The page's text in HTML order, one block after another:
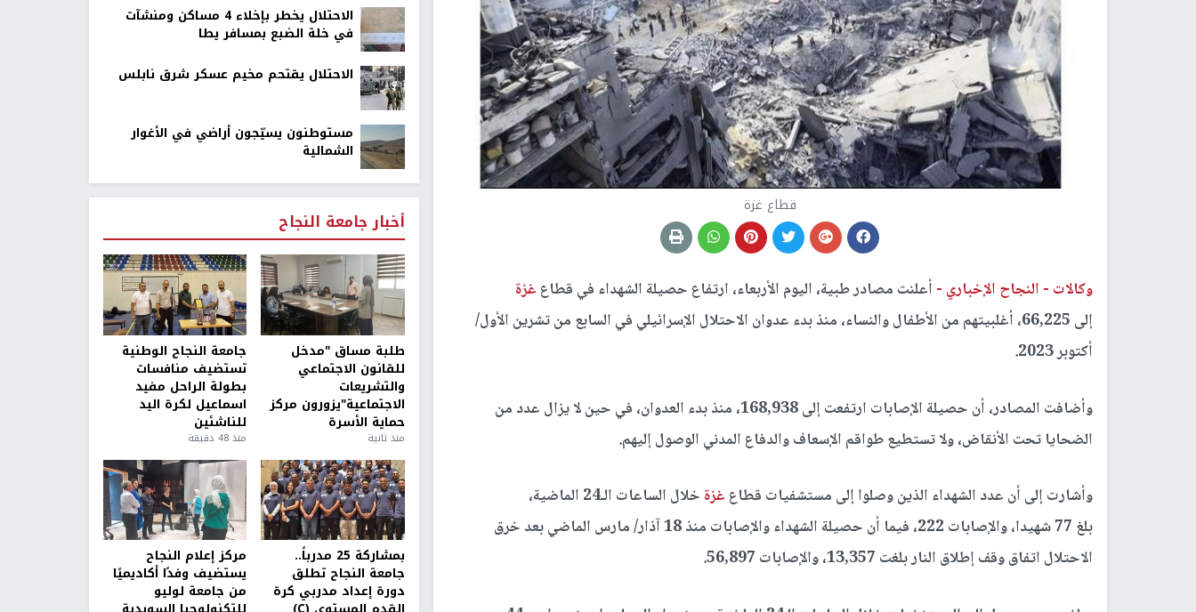
قطاع غزة
وكالات - النجاح الإخباري - أعلنت مصادر طبية، اليوم الأربعاء، ارتفاع حصيلة الشهداء في قطاع غزة
إلى 66,225، أغلبيتهم من الأطفال والنساء، منذ بدء عدوان الاحتلال الإسرائيلي في السابع من تشرين الأول/
أكتوبر 2023.
وأضافت المصادر، أن حصيلة الإصابات ارتفعت إلى 168,938، منذ بدء العدوان، في حين لا يزال عدد من
الضحايا تحت الأنقاض، ولا تستطيع طواقم الإسعاف والدفاع المدني الوصول إليهم.
وأشارت إلى أن عدد الشهداء الذين وصلوا إلى مستشفيات قطاع غزة
خلال الساعات الـ24 الماضية،
بلغ 77 شهيدا، والإصابات 222، فيما أن حصيلة الشهداء والإصابات منذ 18 آذار/ مارس الماضي بعد خرق
الاحتلال اتفاق وقف إطلاق النار بلغت 13,357، والإصابات 56,897.
الاحتلال يخطر بإخلاء 4 مساكن ومنشآت
في خلة الضبع بمسافر يطا
الاحتلال يقتحم مخيم عسكر شرق نابلس
مستوطنون يسيّجون أراضي في الأغوار
الشمالية
أخبار جامعة النجاح
طلبة مساق "مدخل
للقانون الاجتماعي
والتشريعات
الاجتماعية"يزورون مركز
حماية الأسرة
منذ ثانية
جامعة النجاح الوطنية
تستضيف منافسات
بطولة الراحل مفيد
اسماعيل لكرة اليد
للناشئين
منذ 48 دقيقة
بمشاركة 25 مدرباً..
جامعة النجاح تطلق
دورة إعداد مدربي كرة
مركز إعلام النجاح
يستضيف وفدًا أكاديميًا
من جامعة لوليو